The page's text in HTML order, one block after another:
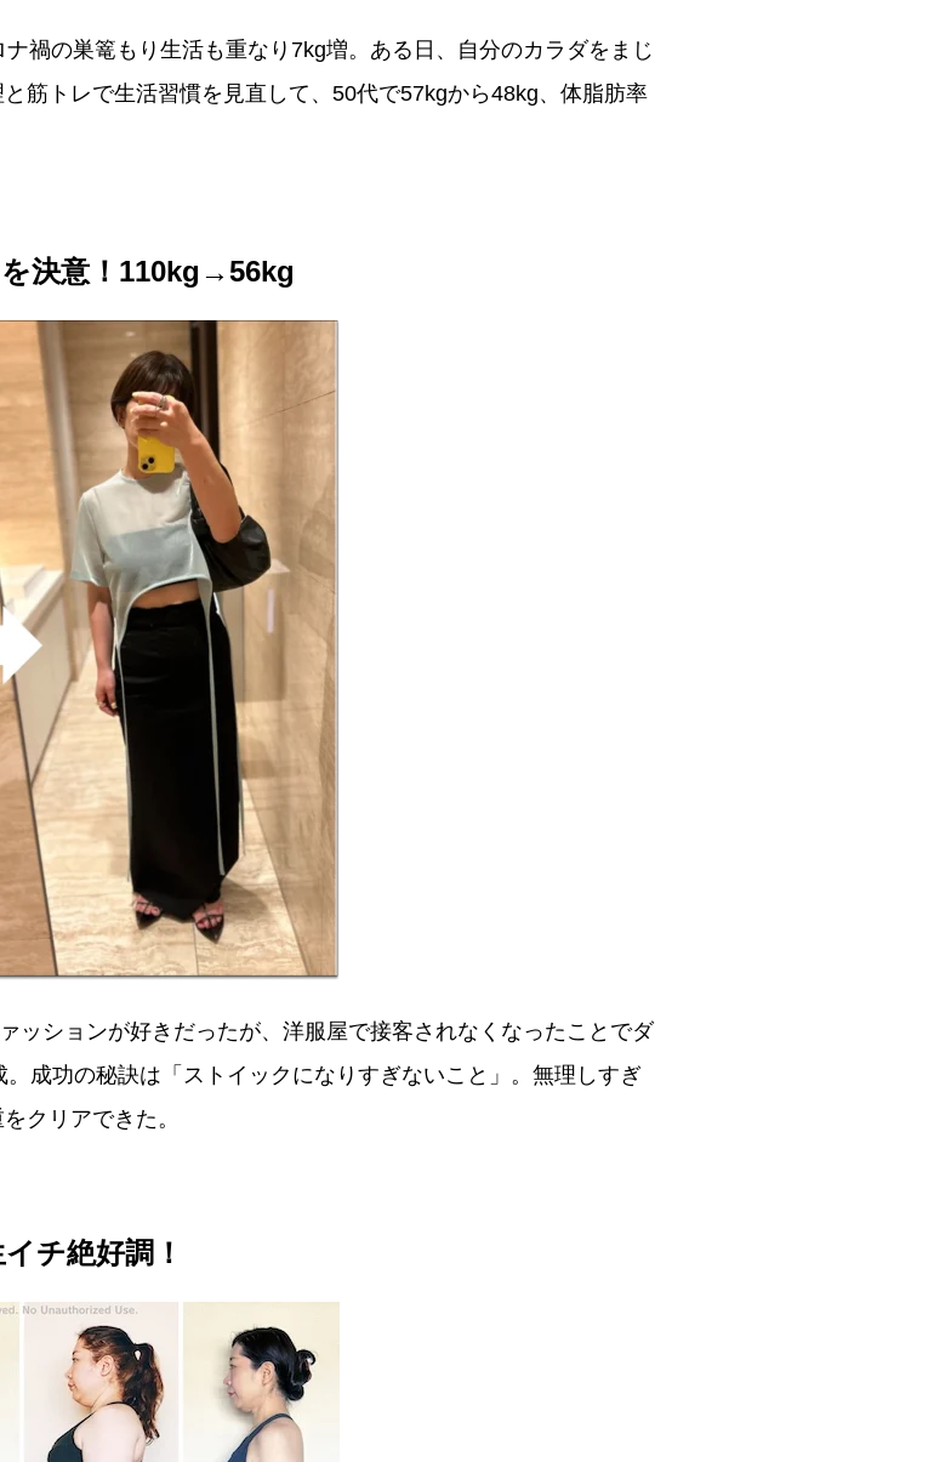
禍の巣篭もり生活も重なり7kg増。ある日、自分のカラダをまじ
筋トレで生活習慣を見直して、50代で57kgから48kg、体脂肪率
決意！110kg→56kg
ッションが好きだったが、洋服屋で接客されなくなったことでダ
成功の秘訣は「ストイックになりすぎないこと」。無理しすぎ
クリアできた。
チ絶好調！